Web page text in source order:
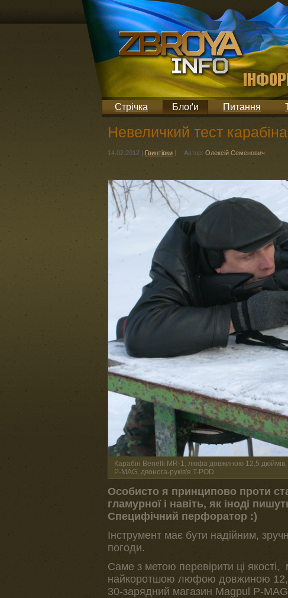
Стрічка Блоґи Питання
Невеличкий тест
14.02.2012 | Гвинтівки | Автор: Олексій Семенович
Карабін Benelli MR-1, люфа довжиною 12,5
P-MAG, двонога-руків'я T-POD
Особисто я принципово проти
гламурної і навіть, як іноді
Специфічний перфоратор :)
Інструмент має бути надійним,
погоди.
Саме з метою перевірити ці
найкоротшою люфою довжиною
30-зарядний магазин Magpul P-